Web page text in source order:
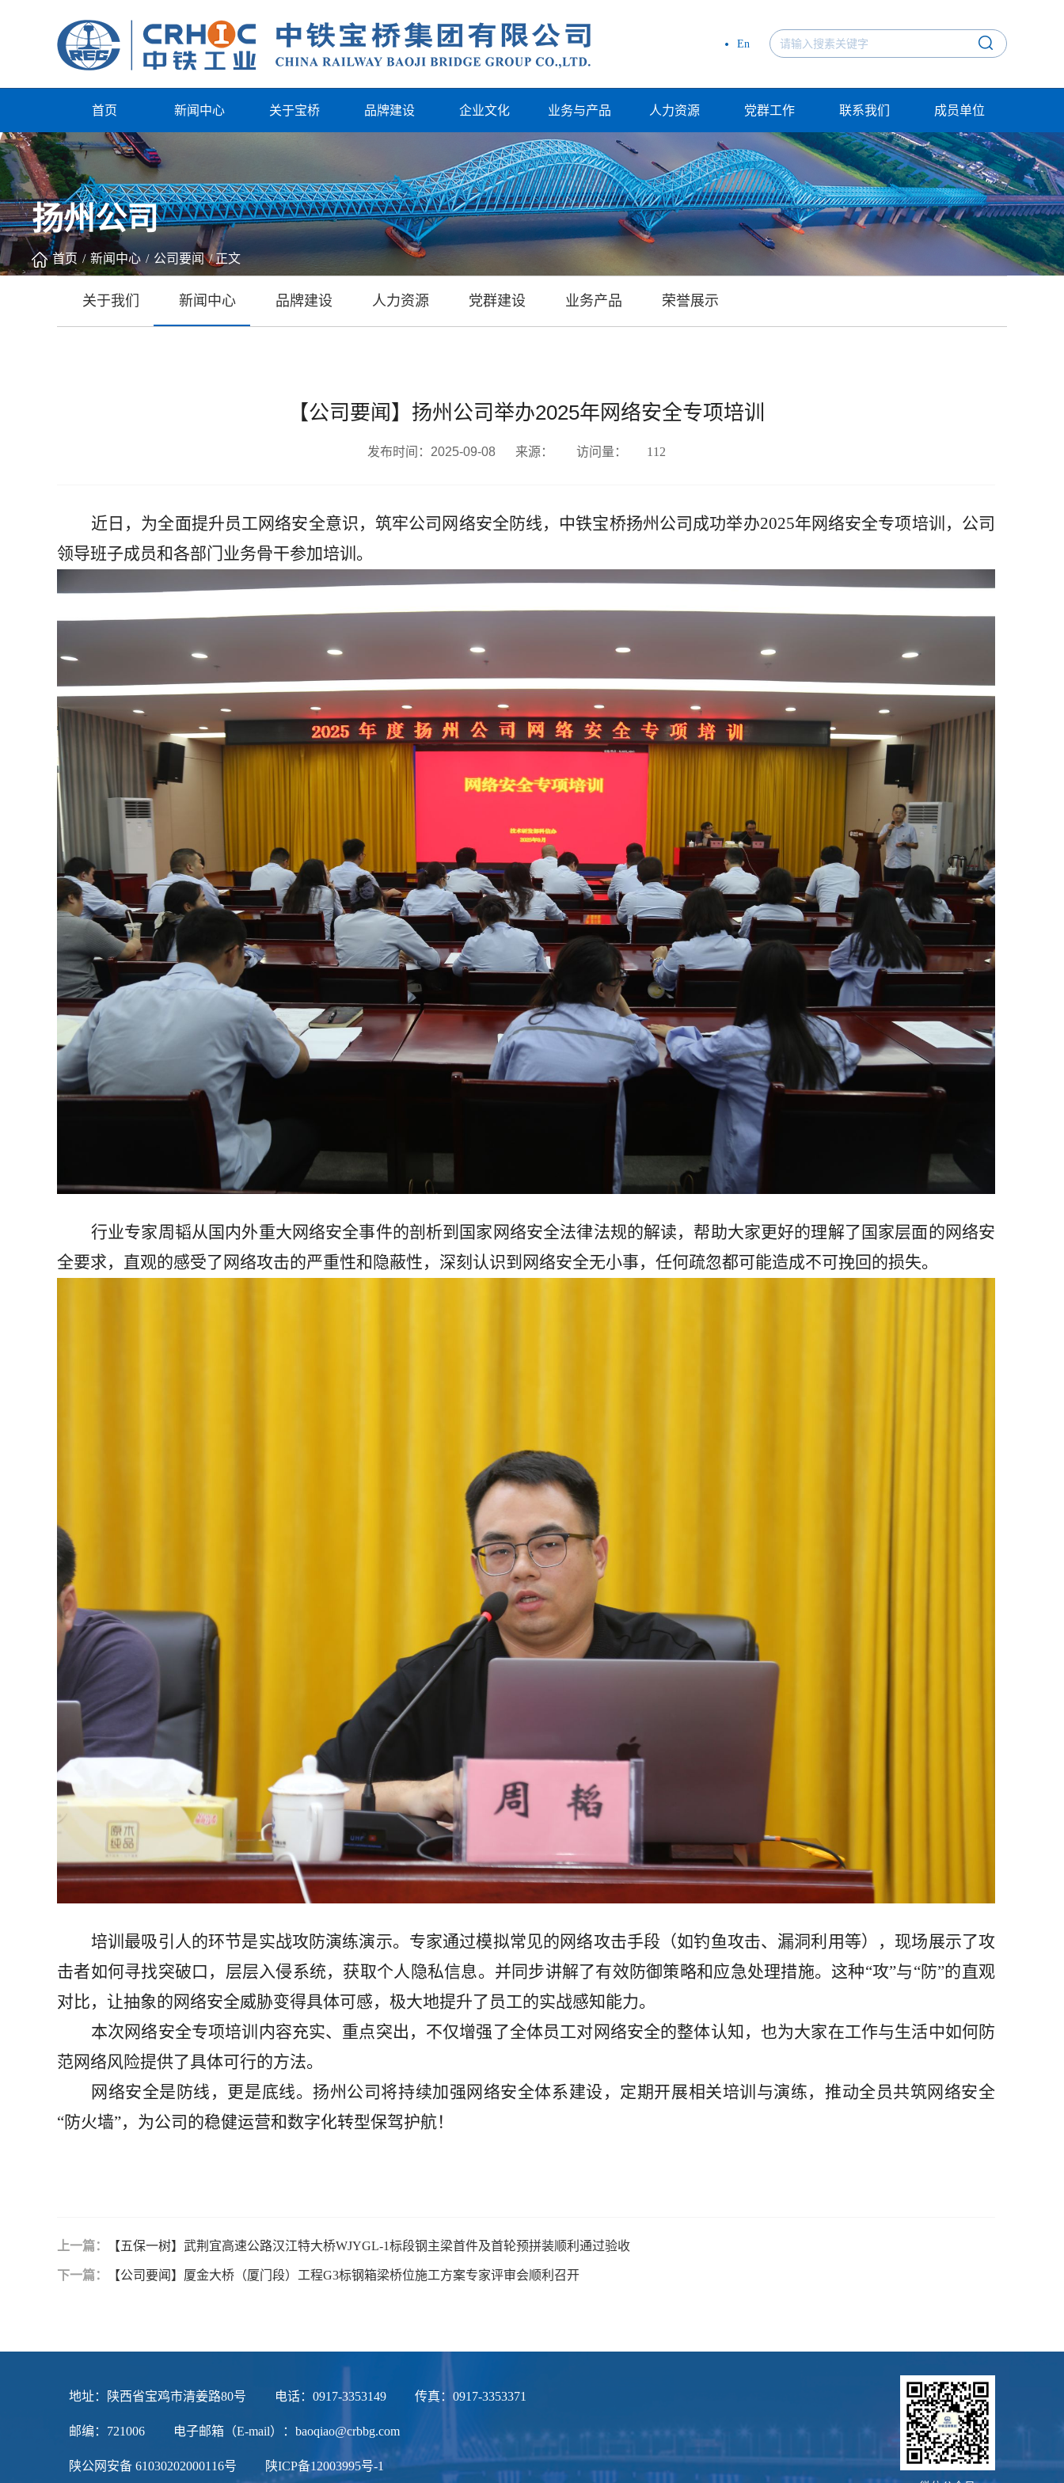
En
首页 新闻中心 关于宝桥 品牌建设 企业文化 业务与产品 人力资源 党群工作 联系我们 成员单位
扬州公司
首页 / 新闻中心 / 公司要闻 /正文
关于我们 新闻中心 品牌建设 人力资源 党群建设 业务产品 荣誉展示
【公司要闻】扬州公司举办2025年网络安全专项培训
发布时间：2025-09-08 来源： 访问量： 112
近日， 为全面提升员工网络安全意识，筑牢公司网络安全防线，中铁宝桥扬州公司 成功举办2025年网络安全专项培训，公司
领导班子成员和各部门 业务骨干参加培训。
行业专家周韬从国内外重大网络安全事件的剖析到国家网络安全法律法规的解读，帮助大家更好的理解了国家层面的网络安
全要求，直观的感受了网络攻击的严重性和隐蔽性，深刻认识到网络安全无小事，任何疏忽都可能造成不可挽回的损失。
培训最吸引人的环节是实战攻防演练演示。专家通过模拟常见的网络攻击手段（如钓鱼攻击、漏洞利用等），现场展示了攻
击者如何寻找突破口，层层入侵系统，获取个人隐私信息。并同步讲解了有效防御策略和应急处理措施。这种“攻”与“防”的直观
对比，让抽象的网络安全威胁变得具体可感，极大地提升了员工的实战感知能力。
本次网络安全专项培训内容充实、重点突出，不仅增强了全体员工对网络安全的整体认知，也为大家在工作与生活中如何防
范网络风险提供了具体可行的方法。
网络安全是防线，更是底线。扬州公司将持续加强网络安全体系建设，定期开展相关培训与演练，推动全员共筑网络安全
“防火墙”，为公司的稳健运营和数字化转型保驾护航！
上一篇： 【五保一树】武荆宜高速公路汉江特大桥WJYGL-1标段钢主梁首件及首轮预拼装顺利通过验收
下一篇： 【公司要闻】厦金大桥（厦门段）工程G3标钢箱梁桥位施工方案专家评审会顺利召开
地址：陕西省宝鸡市清姜路80号 电话：0917-3353149 传真：0917-3353371
邮编：721006 电子邮箱（E-mail）：baoqiao@crbbg.com
陕公网安备 61030202000116号 陕ICP备12003995号-1